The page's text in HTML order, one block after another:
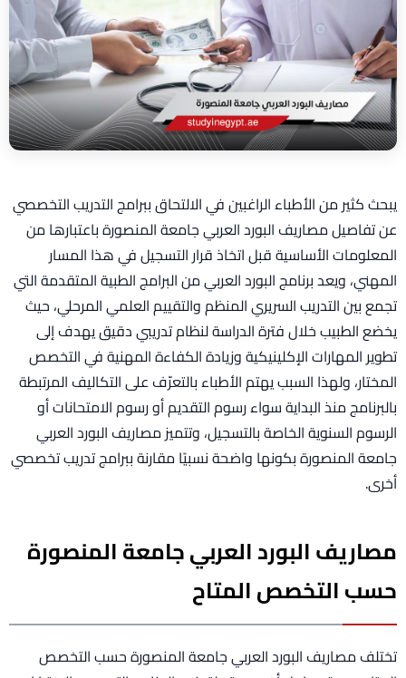
يبحث كثير من الأطباء الراغبين في الالتحاق ببرامج التدريب التخصصي
عن تفاصيل مصاريف البورد العربي جامعة المنصورة باعتبارها من
المعلومات الأساسية قبل اتخاذ قرار التسجيل في هذا المسار
المهني، ويعد برنامج البورد العربي من البرامج الطبية المتقدمة التي
تجمع بين التدريب السريري المنظم والتقييم العلمي المرحلي، حيث
يخضع الطبيب خلال فترة الدراسة لنظام تدريبي دقيق يهدف إلى
تطوير المهارات الإكلينيكية وزيادة الكفاءة المهنية في التخصص
المختار، ولهذا السبب يهتم الأطباء بالتعرّف على التكاليف المرتبطة
بالبرنامج منذ البداية سواء رسوم التقديم أو رسوم الامتحانات أو
الرسوم السنوية الخاصة بالتسجيل، وتتميز مصاريف البورد العربي
جامعة المنصورة بكونها واضحة نسبيًا مقارنة ببرامج تدريب تخصصي
أخرى.
مصاريف البورد العربي جامعة المنصورة
حسب التخصص المتاح
تختلف مصاريف البورد العربي جامعة المنصورة حسب التخصص